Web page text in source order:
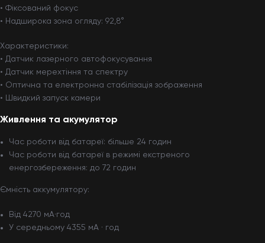
• Фіксований фокус
• Надширока зона огляду: 92,8°
Характеристики:
• Датчик лазерного автофокусування
• Датчик мерехтіння та спектру
• Оптична та електронна стабілізація зображення
• Швидкий запуск камери
Живлення та акумулятор
Час роботи від батареї: більше 24 годин
Час роботи від батареї в режимі екстреного
енергозбереження: до 72 годин
Ємність аккумулятору:
Від 4270 мА·год
У середньому 4355 мА · год